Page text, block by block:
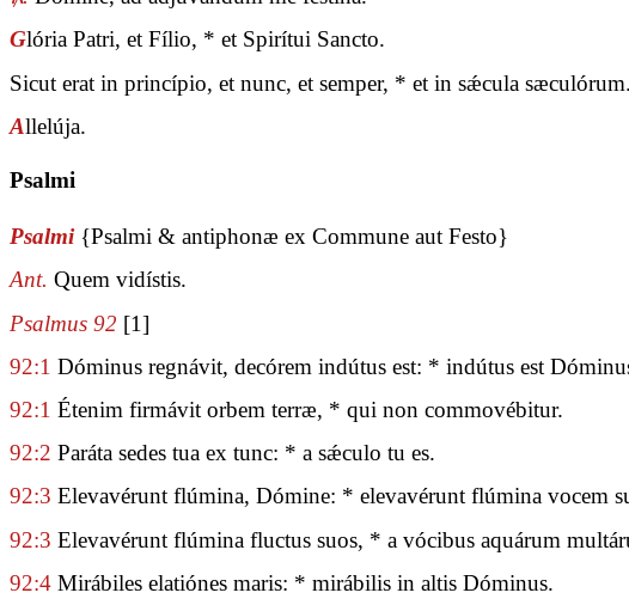
Glória Patri, et Fílio, * et Spirítui Sancto.
Sicut erat in princípio, et nunc, et semper, * et in sǽcula
Allelúja.
Psalmi
Psalmi {Psalmi & antiphonæ ex Commune aut Festo}
Ant. Quem vidístis.
Psalmus 92 [1]
92:1 Dóminus regnávit, decórem indútus est: * indútus est
92:1 Étenim firmávit orbem terræ, * qui non commovébitur.
92:2 Paráta sedes tua ex tunc: * a sǽculo tu es.
92:3 Elevavérunt flúmina, Dómine: * elevavérunt flúmina vocem
92:3 Elevavérunt flúmina fluctus suos, * a vócibus aquárum
92:4 Mirábiles elatiónes maris: * mirábilis in altis Dóminus.